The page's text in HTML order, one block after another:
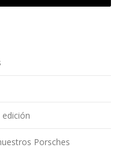
edición
Porsches